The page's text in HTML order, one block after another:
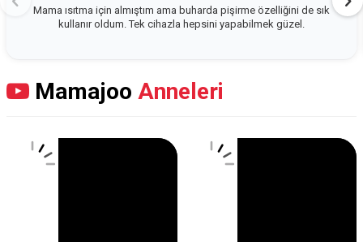
Mama ısıtma için almıştım ama buharda pişirme özelliğini de sık
kullanır oldum. Tek cihazla hepsini yapabilmek güzel.
Mamajoo Anneleri